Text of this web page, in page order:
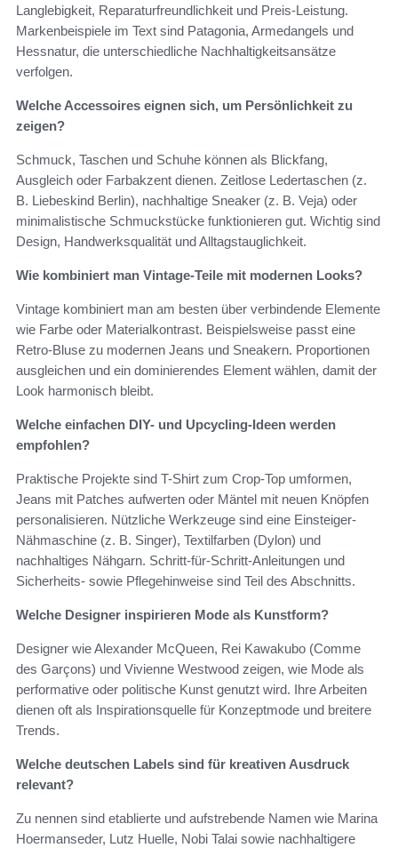
Langlebigkeit, Reparaturfreundlichkeit und Preis-Leistung.
Markenbeispiele im Text sind Patagonia, Armedangels und
Hessnatur, die unterschiedliche Nachhaltigkeitsansätze
verfolgen.
Welche Accessoires eignen sich, um Persönlichkeit zu
zeigen?
Schmuck, Taschen und Schuhe können als Blickfang,
Ausgleich oder Farbakzent dienen. Zeitlose Ledertaschen (z.
B. Liebeskind Berlin), nachhaltige Sneaker (z. B. Veja) oder
minimalistische Schmuckstücke funktionieren gut. Wichtig sind
Design, Handwerksqualität und Alltagstauglichkeit.
Wie kombiniert man Vintage-Teile mit modernen Looks?
Vintage kombiniert man am besten über verbindende Elemente
wie Farbe oder Materialkontrast. Beispielsweise passt eine
Retro-Bluse zu modernen Jeans und Sneakern. Proportionen
ausgleichen und ein dominierendes Element wählen, damit der
Look harmonisch bleibt.
Welche einfachen DIY- und Upcycling-Ideen werden
empfohlen?
Praktische Projekte sind T-Shirt zum Crop-Top umformen,
Jeans mit Patches aufwerten oder Mäntel mit neuen Knöpfen
personalisieren. Nützliche Werkzeuge sind eine Einsteiger-
Nähmaschine (z. B. Singer), Textilfarben (Dylon) und
nachhaltiges Nähgarn. Schritt-für-Schritt-Anleitungen und
Sicherheits- sowie Pflegehinweise sind Teil des Abschnitts.
Welche Designer inspirieren Mode als Kunstform?
Designer wie Alexander McQueen, Rei Kawakubo (Comme
des Garçons) und Vivienne Westwood zeigen, wie Mode als
performative oder politische Kunst genutzt wird. Ihre Arbeiten
dienen oft als Inspirationsquelle für Konzeptmode und breitere
Trends.
Welche deutschen Labels sind für kreativen Ausdruck
relevant?
Zu nennen sind etablierte und aufstrebende Namen wie Marina
Hoermanseder, Lutz Huelle, Nobi Talai sowie nachhaltigere